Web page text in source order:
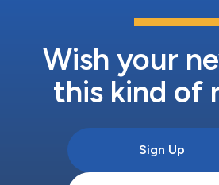
Wish your
this kind of
Sign Up